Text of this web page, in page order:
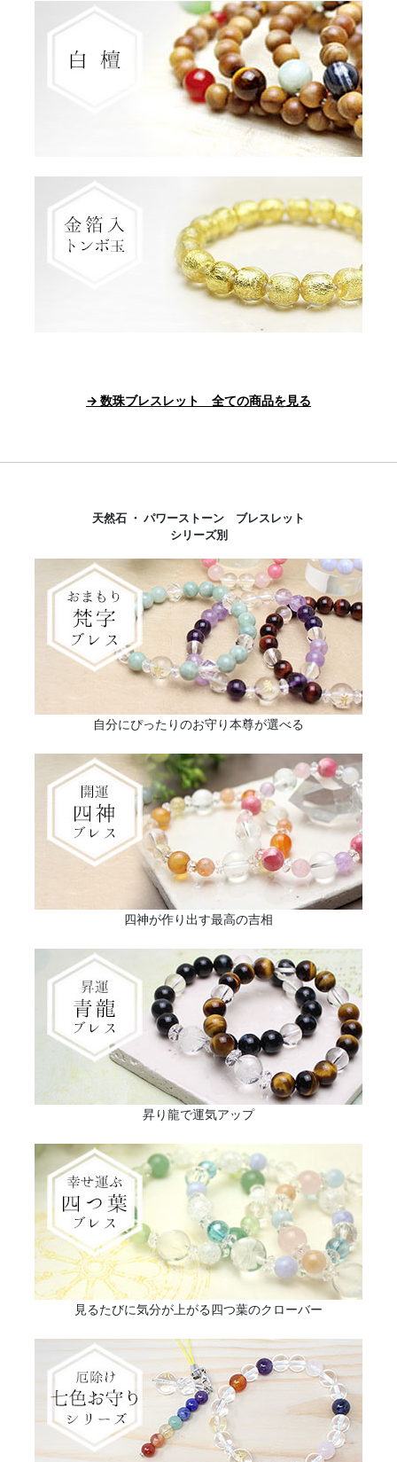
→ 数珠ブレスレット 全ての商品を見る
天然石 ・ パワーストーン ブレスレット
シリーズ別
自分にぴったりのお守り本尊が選べる
四神が作り出す最高の吉相
昇り龍で運気アップ
見るたびに気分が上がる四つ葉のクローバー